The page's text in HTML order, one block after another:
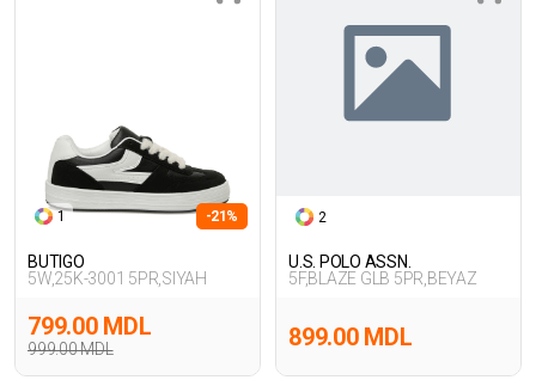
1 -21%
BUTIGO
5W,25K-3001 5PR,SIYAH
999.00 MDL
799.00 MDL
2
U.S. POLO ASSN.
5F,BLAZE GLB 5PR,BEYAZ
899.00 MDL